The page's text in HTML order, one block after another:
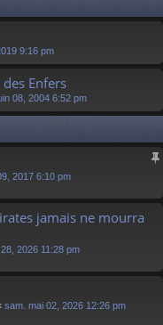
e
9:16 pm
Enfers
08, 2004 6:52 pm
2017 6:10 pm
jamais ne mourra
2026 11:28 pm
sam. mai 02, 2026 12:26 pm